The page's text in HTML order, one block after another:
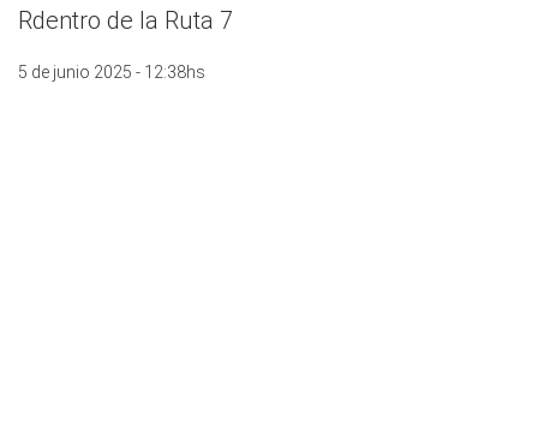
Rdentro de la Ruta 7
5 de junio 2025 - 12:38hs